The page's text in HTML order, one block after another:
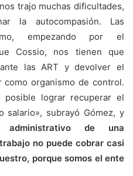
trajo muchas dificultades,
la autocompasión. Las
empezando por el
Cossio, nos tienen que
las ART y devolver el
organismo de control.
lograr recuperar el
salario», subrayó Gómez, y
administrativo de una
no puede cobrar casi
porque somos el ente